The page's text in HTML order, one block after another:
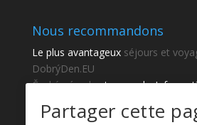
Nous recommandons
Le plus avantageux séjours et
DobrýDen.EU
Českénávodyet manuels.
Comment s'inscrire àrecettes ?
Partager cette